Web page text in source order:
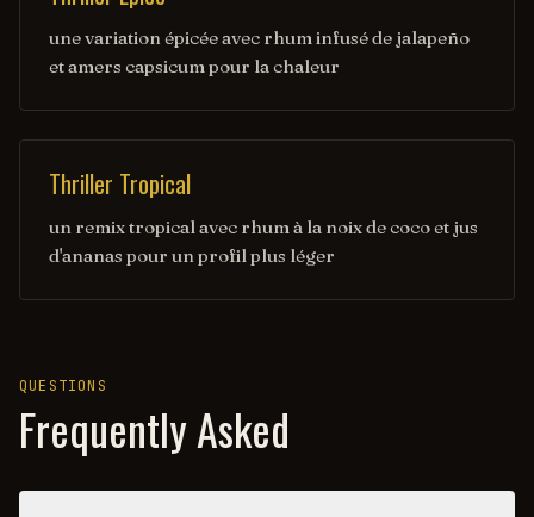
une variation épicée avec rhum infusé de jalapeño
et amers capsicum pour la chaleur
Thriller Tropical
un remix tropical avec rhum à la noix de coco et jus
d'ananas pour un profil plus léger
QUESTIONS
Frequently Asked